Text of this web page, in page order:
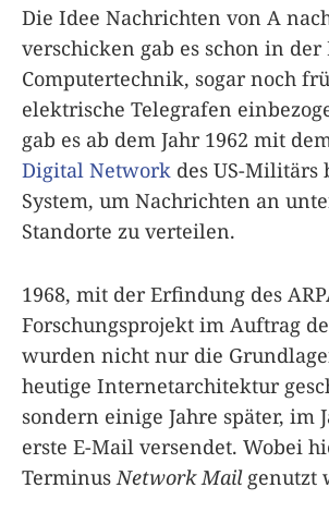
Die Idee Nachrichten von A
verschicken gab es schon in
Computertechnik, sogar noch
elektrische Telegrafen
gab es ab dem Jahr 1962 mit
Digital Network des US-Militärs
System, um Nachrichten an
Standorte zu verteilen.
1968, mit der Erfindung des
Forschungsprojekt im Auftrag
wurden nicht nur die
heutige Internetarchitektur
sondern einige Jahre später, im
erste E-Mail versendet. Wobei
Terminus Network Mailgenutzt